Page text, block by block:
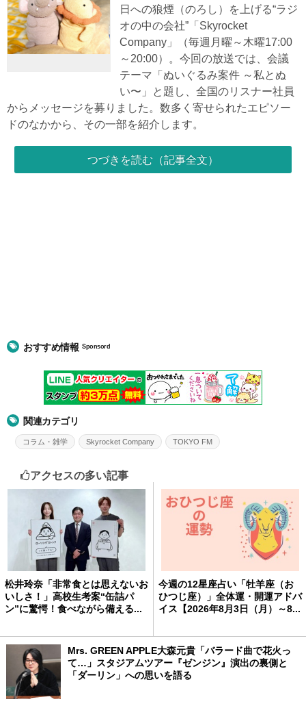
日への狼煙（のろし）を上げる“ラジ
オの中の会社”「Skyrocket
Company」（毎週月曜～木曜17:00
～20:00）。今回の放送では、会議
テーマ「ぬいぐるみ案件 ～私とぬ
い〜」と題し、全国のリスナー社員
からメッセージを募りました。数多く寄せられたエピソー
ドのなかから、その一部を紹介します。
つづきを読む（記事全文）
おすすめ情報Sponsord
関連カテゴリ
コラム・雑学 Skyrocket Company TOKYO FM
アクセスの多い記事
松井玲奈「非常食とは思えないお
いしさ！」高校生考案“缶詰パ
ン”に驚愕！食べながら備える...
今週の12星座占い「牡羊座（お
ひつじ座）」全体運・開運アドバ
イス【2026年8月3日（月）～8...
Mrs. GREEN APPLE大森元貴「バラード曲で花火っ
て…」スタジアムツアー『ゼンジン』演出の裏側と
「ダーリン」への思いを語る